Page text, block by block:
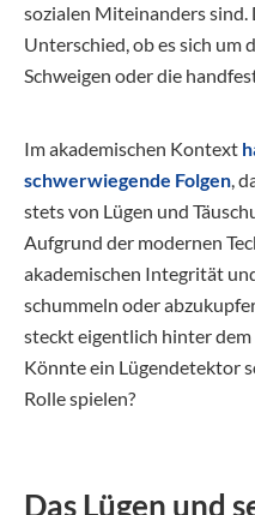
sozialen Miteinanders sind.
Unterschied, ob es sich um
Schweigen oder die
Im akademischen Kontext
schwerwiegende Folgen,
stets von Lügen und
Aufgrund der modernen
akademischen Integrität
schummeln oder
steckt eigentlich hinter
Könnte ein Lügendetektor
Rolle spielen?
Das Lügen und